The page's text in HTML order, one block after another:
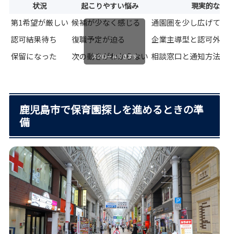
状況 起こりやすい悩み 現実的な対
第1希望が厳しい 候補が少なく感じる
通園圏を少し広げて
認可結果待ち
復職予定が迫る
企業主導型と認可外
保留になった
次の動きがわからない 相談窓口と通知方法
スクロールできます
鹿児島市で保育園探しを進めるときの準
備